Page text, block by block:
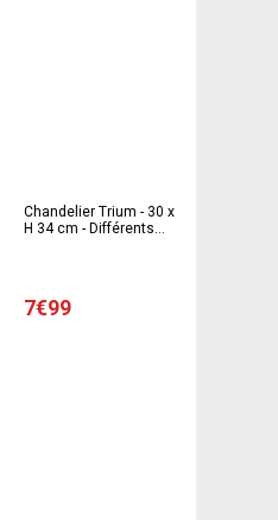
Chandelier Trium - 30 x
H 34 cm - Différents
7€99